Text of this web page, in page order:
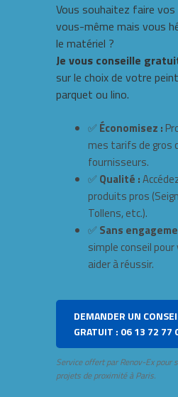
Vous souhaitez faire
vous-même mais vous
le matériel ?
Je vous conseille
sur le choix de votre
parquet ou lino.
✅ Économisez :
mes tarifs de gros
fournisseurs.
✅ Qualité :
produits pros
Tollens, etc.).
✅ Sans
simple conseil pour
aider à réussir.
DEMANDER UN
GRATUIT : 06 13 72 77
Service offert par Renov-Ex pour
projets de proximité à Paris.